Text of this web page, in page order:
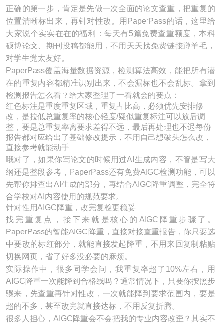
正确的第一步，肯定是先做一次全面的论文查重，把重复的
位置清晰标出来，再针对性改。用PaperPass的话，这里给
大家说个实实在在的福利：每天有5篇免费查重额度，本科
硕博论文、期刊投稿都能用，不用天天找免费链接蹲羊毛，
对学生党太友好。
PaperPass覆盖海量数据资源，检测算法高效，能把所有潜
在的重复内容都精准识别出来，不会漏标也不会乱标。拿到
检测报告怎么看？给大家整理了一看就会的要点：
红色标注是重度重复区域，重复占比高，必须优先安排修
改，是拉低总重复率的核心轻度/疑似重复标注可以放后调
整，要是总重复率离要求差得不远，最后再处理也不迟每份
报告都对应给出了基础修改提示，不用自己想破头怎么改，
直接参考就能动手
哦对了，如果你写论文的时候用过AI生成内容，不管是写大
纲还是整段参考，PaperPass还有免费AIGC检测功能，可以
先帮你排查出AI生成的部分，再结合AIGC降重调整，完全符
合学校对AI内容使用的规范要求。
针对性用AIGC降重，改完复检更稳妥
找完重复点，接下来就是核心的AIGC降重步骤了。
PaperPass的智能AIGC降重，直接对接查重报告，你只要选
中要改的标红部分，就能直接发起降重，不用来回复制粘贴
切换网页，省了好多没必要的麻烦。
实际操作中，很多同学会问，我重复率超了10%左右，用
AIGC降重一次能降到合格线吗？通常情况下，只要你按照步
骤来，先查重再针对性改，一次就能降到要求范围内，要是
超的不多，甚至改完就直接达标，不用反复折腾。
很多人担心，AIGC降重会不会把我的专业内容改歪？其实不